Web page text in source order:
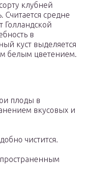
клубней
средне
в
куст выделяется
белым цветением.
плоды в
вкусовых и
чистится.